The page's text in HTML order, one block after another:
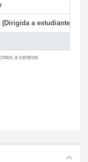
a estudiantes)
a centros